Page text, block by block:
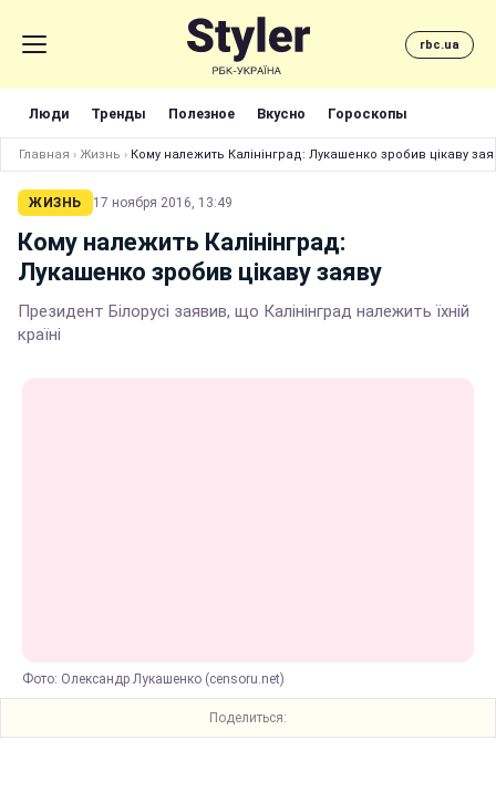
rbc.ua
Люди Тренды Полезное Вкусно Гороскопы
Главная › Жизнь › Кому належить Калінінград: Лукашенко зробив цікаву
ЖИЗНЬ 17 ноября 2016, 13:49
Кому належить Калінінград:
Лукашенко зробив цікаву заяву
Президент Білорусі заявив, що Калінінград належить їхній
країні
Фото: Олександр Лукашенко (censoru.net)
Поделиться: